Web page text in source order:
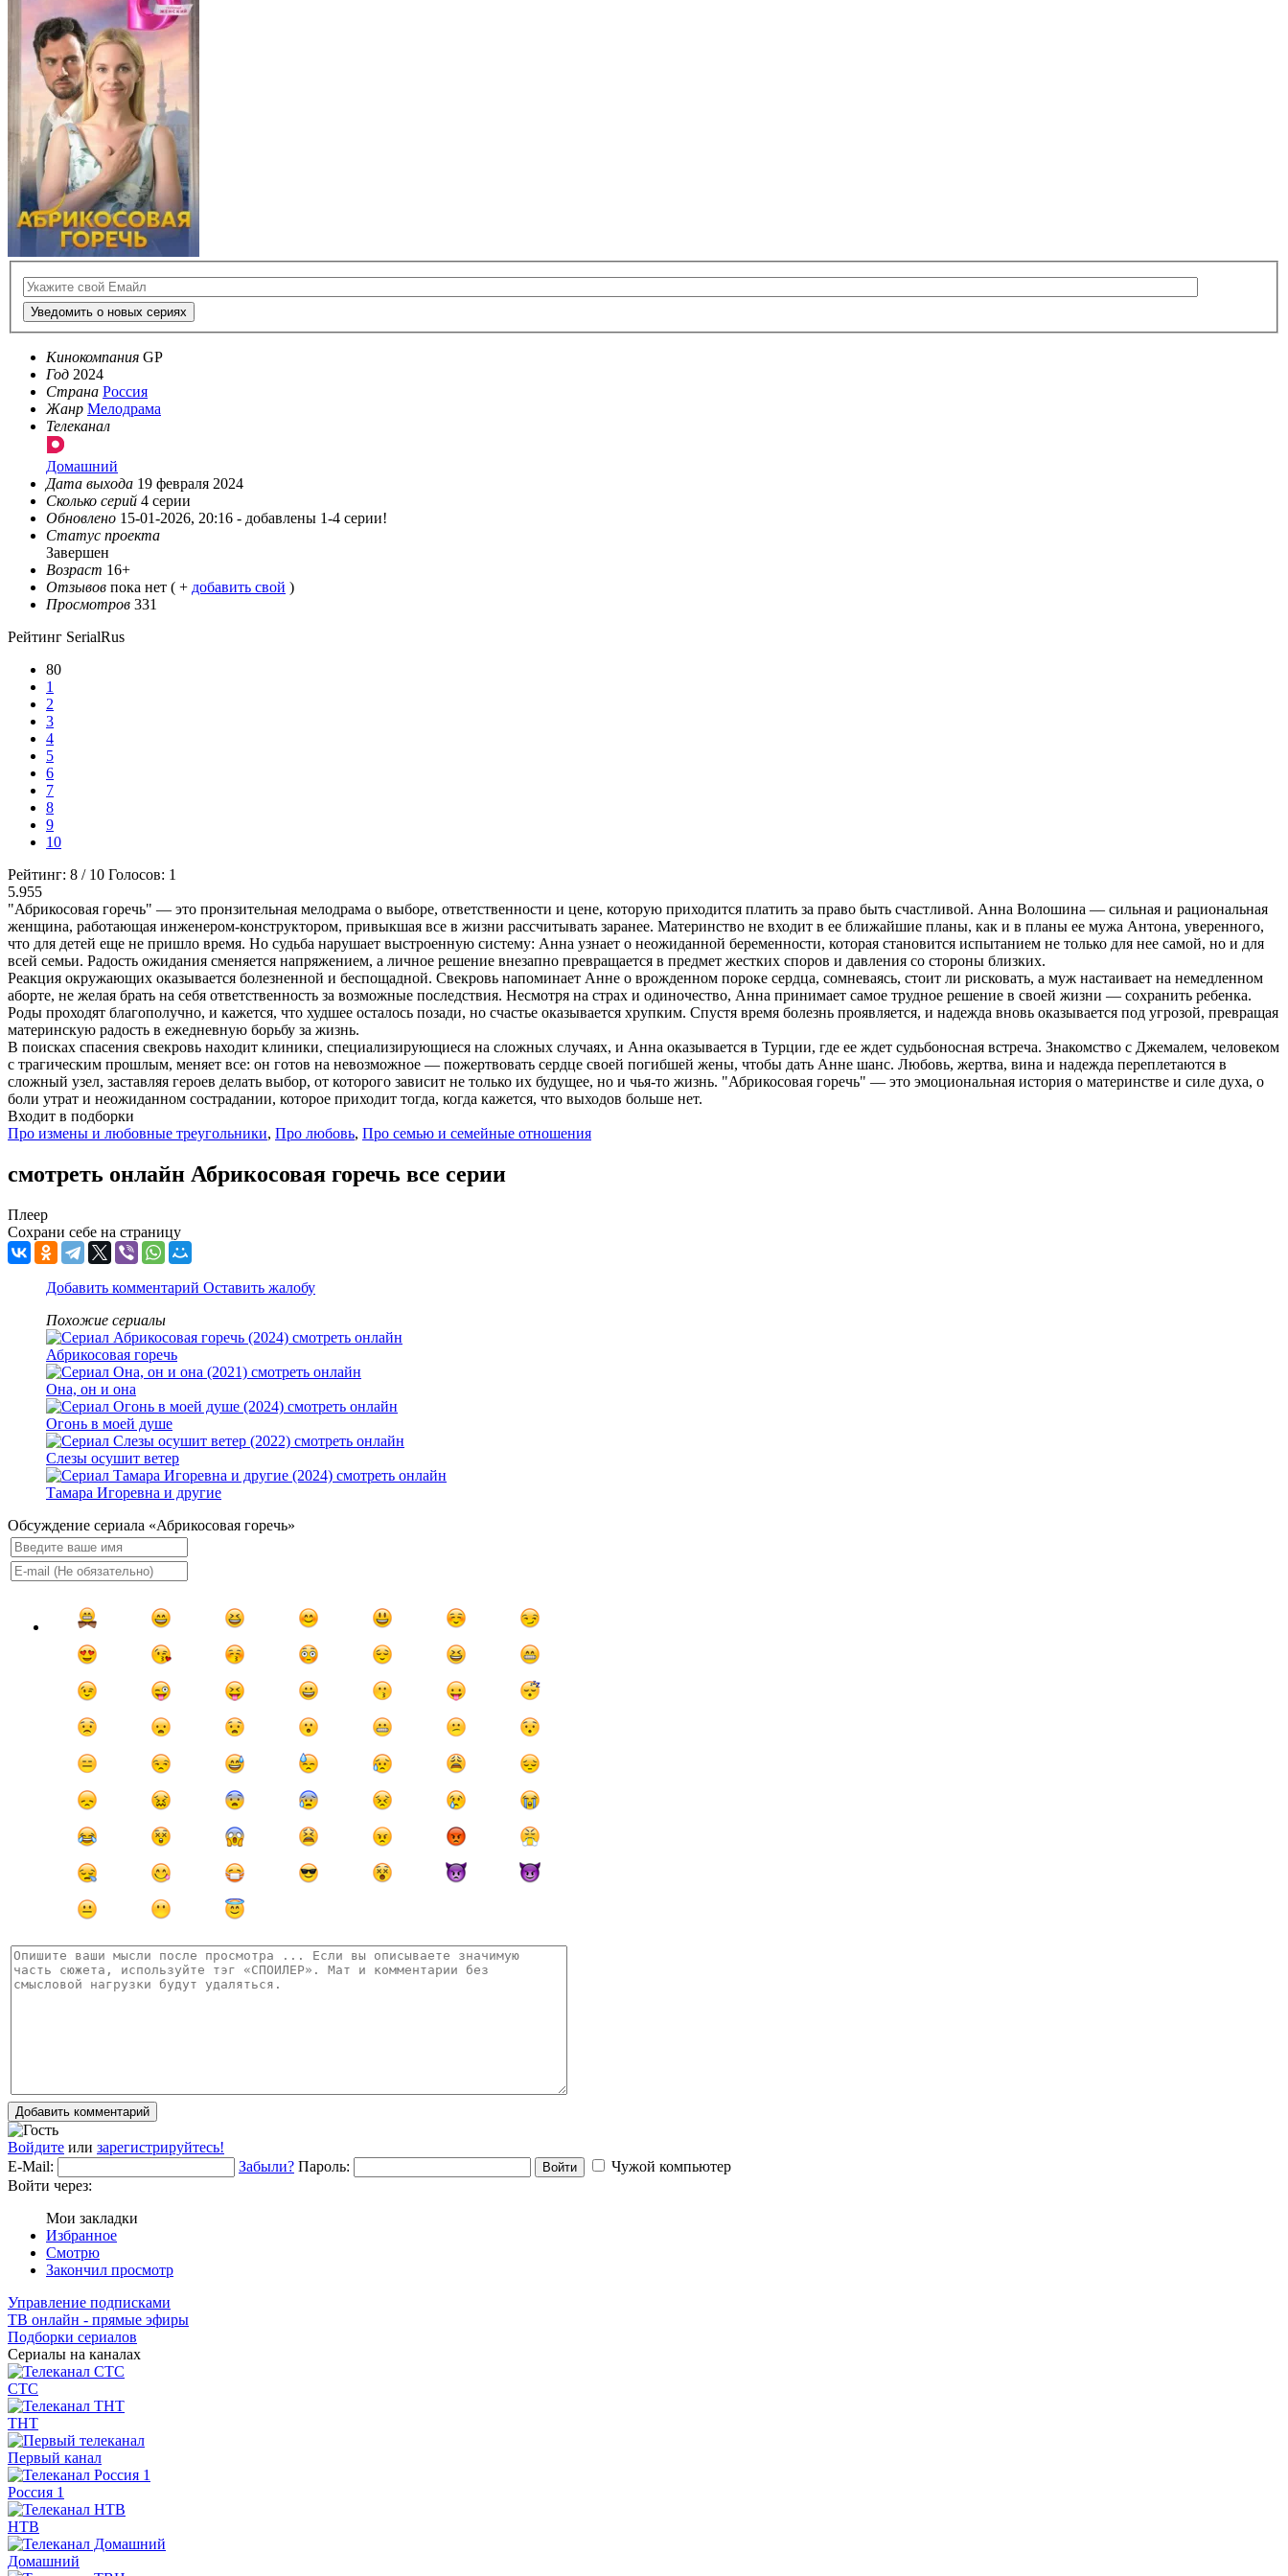
Уведомить о новых сериях
Кинокомпания GP
Год 2024
Страна Россия
Жанр Мелодрама
Телеканал
Домашний
Дата выхода 19 февраля 2024
Сколько серий 4 серии
Обновлено 15-01-2026, 20:16 - добавлены 1-4 серии!
Статус проекта
Завершен
Возраст 16+
Отзывов пока нет ( + добавить свой )
Просмотров 331
Рейтинг SerialRus
80
1
2
3
4
5
6
7
8
9
10
Рейтинг: 8 / 10 Голосов: 1
5.955
"Абрикосовая горечь" — это пронзительная мелодрама о выборе, ответственности и цене, которую приходится платить за право быть счастливой. Анна Волошина — сильная и рациональная
женщина, работающая инженером-конструктором, привыкшая все в жизни рассчитывать заранее. Материнство не входит в ее ближайшие планы, как и в планы ее мужа Антона, уверенного,
что для детей еще не пришло время. Но судьба нарушает выстроенную систему: Анна узнает о неожиданной беременности, которая становится испытанием не только для нее самой, но и для
всей семьи. Радость ожидания сменяется напряжением, а личное решение внезапно превращается в предмет жестких споров и давления со стороны близких.
Реакция окружающих оказывается болезненной и беспощадной. Свекровь напоминает Анне о врожденном пороке сердца, сомневаясь, стоит ли рисковать, а муж настаивает на немедленном
аборте, не желая брать на себя ответственность за возможные последствия. Несмотря на страх и одиночество, Анна принимает самое трудное решение в своей жизни — сохранить ребенка.
Роды проходят благополучно, и кажется, что худшее осталось позади, но счастье оказывается хрупким. Спустя время болезнь проявляется, и надежда вновь оказывается под угрозой, превращая
материнскую радость в ежедневную борьбу за жизнь.
В поисках спасения свекровь находит клиники, специализирующиеся на сложных случаях, и Анна оказывается в Турции, где ее ждет судьбоносная встреча. Знакомство с Джемалем, человеком
с трагическим прошлым, меняет все: он готов на невозможное — пожертвовать сердце своей погибшей жены, чтобы дать Анне шанс. Любовь, жертва, вина и надежда переплетаются в
сложный узел, заставляя героев делать выбор, от которого зависит не только их будущее, но и чья-то жизнь. "Абрикосовая горечь" — это эмоциональная история о материнстве и силе духа, о
боли утрат и неожиданном сострадании, которое приходит тогда, когда кажется, что выходов больше нет.
Входит в подборки
Про измены и любовные треугольники, Про любовь, Про семью и семейные отношения
смотреть онлайн Абрикосовая горечь все серии
Плеер
Сохрани себе на страницу
Добавить комментарий Оставить жалобу
Похожие сериалы
Абрикосовая горечь
Она, он и она
Огонь в моей душе
Слезы осушит ветер
Тамара Игоревна и другие
Обсуждение сериала «Абрикосовая горечь»
Добавить комментарий
Войдите или зарегистрируйтесь!
E-Mail:
Забыли? Пароль: Войти
Чужой компьютер
Войти через:
Мои закладки
Избранное
Смотрю
Закончил просмотр
Управление подписками
ТВ онлайн - прямые эфиры
Подборки сериалов
Сериалы на каналах
СТС
ТНТ
Первый канал
Россия 1
НТВ
Домашний